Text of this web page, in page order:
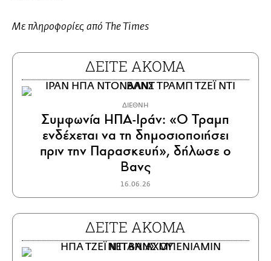
Με πληροφορίες από The Times
ΔΕΙΤΕ ΑΚΟΜΑ
ΔΙΕΘΝΗ
Συμφωνία ΗΠΑ-Ιράν: «Ο Τραμπ
ενδέχεται να τη δημοσιοποιήσει
πριν την Παρασκευή», δήλωσε ο
Βανς
16.06.26
ΔΕΙΤΕ ΑΚΟΜΑ